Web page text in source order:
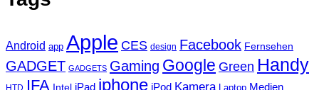
Android app Apple CES design Facebook Fernsehen
GADGET GADGETS Gaming Google Green Handy
HTD IFA Intel iPad iphone iPod Kamera Medien